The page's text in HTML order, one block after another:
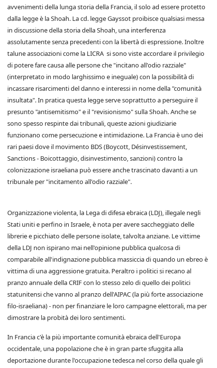
avvenimenti della lunga storia della Francia, il solo ad essere protetto
dalla legge è la Shoah. La cd. legge Gayssot proibisce qualsiasi messa
in discussione della storia della Shoah, una interferenza
assolutamente senza precedenti con la libertà di espressione. Inoltre
talune associazioni come la LICRA si sono viste accordare il privilegio
di potere fare causa alle persone che "incitano all'odio razziale"
(interpretato in modo larghissimo e ineguale) con la possibilità di
incassare risarcimenti del danno e interessi in nome della "comunità
insultata". In pratica questa legge serve soprattutto a perseguire il
presunto "antisemitismo" e il "revisionismo" sulla Shoah. Anche se
sono spesso respinte dai tribunali, queste azioni giudiziarie
funzionano come persecuzione e intimidazione. La Francia è uno dei
rari paesi dove il movimento BDS (Boycott, Désinvestissement,
Sanctions - Boicottaggio, disinvestimento, sanzioni) contro la
colonizzazione israeliana può essere anche trascinato davanti a un
tribunale per "incitamento all'odio razziale".
Organizzazione violenta, la Lega di difesa ebraica (LDJ), illegale negli
Stati uniti e perfino in Israele, è nota per avere saccheggiato delle
librerie e picchiato delle persone isolate, talvolta anziane. Le vittime
della LDJ non ispirano mai nell'opinione pubblica qualcosa di
comparabile all'indignazione pubblica massiccia di quando un ebreo è
vittima di una aggressione gratuita. Peraltro i politici si recano al
pranzo annuale della CRIF con lo stesso zelo di quello dei politici
statunitensi che vanno al pranzo dell'AIPAC (la più forte associazione
filo-israeliana) - non per finanziare le loro campagne elettorali, ma per
dimostrare la probità dei loro sentimenti.
In Francia c'è la più importante comunità ebraica dell'Europa
occidentale, una popolazione che è in gran parte sfuggita alla
deportazione durante l'occupazione tedesca nel corso della quale gli